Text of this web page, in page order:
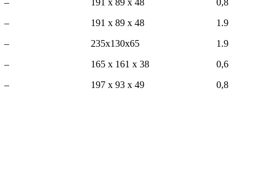
–
191 x 89 x 48
0,8
–
191 x 89 x 48
1.9
–
235х130х65
1.9
–
165 x 161 x 38
0,6
–
197 х 93 х 49 0,8